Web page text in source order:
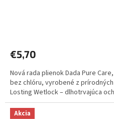
€5,70
Nová rada plienok Dada Pure
bez chlóru, vyrobené z
Losting Wetlock – dlhotrvajúca
Akcia